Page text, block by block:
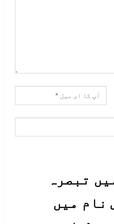
میں آئے دن
کا نشانہ
تو بھارتی شدت
سی بات ہے۔ بابری
تبصرہ
نام میں